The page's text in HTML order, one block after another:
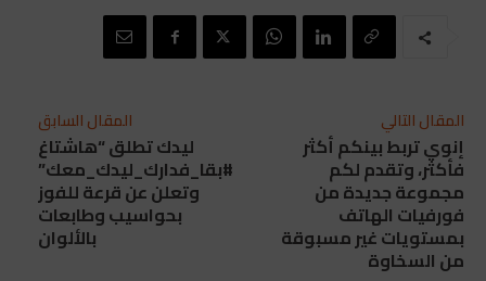
المقال السابق
ليدك تطلق “هاشتاغ
#بقا_فدارك_ليدك_معك”
وتعلن عن قرعة للفوز
بحواسيب وطابعات
بالألوان‎
المقال التالي
إنوي تربط بينكم أكثر
فأكثر، وتقدم لكم
مجموعة جديدة من
فورفيات الهاتف
بمستويات غير مسبوقة
من السخاوة